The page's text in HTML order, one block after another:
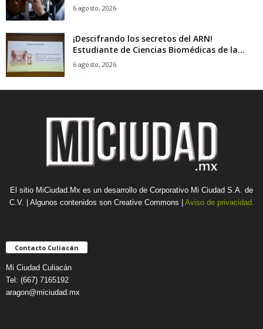
6 agosto, 2026
¡Descifrando los secretos del ARN!
Estudiante de Ciencias Biomédicas de la...
6 agosto, 2026
El sitio MiCiudad.Mx es un desarrollo de Corporativo Mi Ciudad S.A. de
C.V. | Algunos contenidos son Creative Commons | Aviso de privacidad.
Contacto Culiacán
Mi Ciudad Culiacán
Tel: (667) 7165192
aragon@miciudad.mx